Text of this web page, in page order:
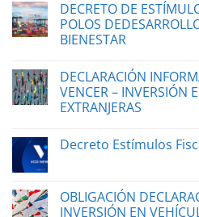
DECRETO DE
POLOS
BIENESTAR
DECLARACIÓN
VENCER – INVERSIÓN
EXTRANJERAS
Decreto Estímulos
OBLIGACIÓN
INVERSIÓN EN